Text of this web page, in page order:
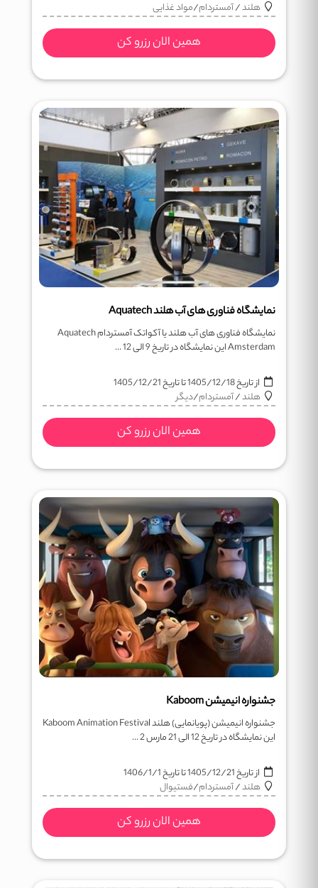
هلند/آمستردام/مواد غذایی
همین الان رزرو کن
نمایشگاه فناوری های آب هلند Aquatech
نمایشگاه فناوری های آب هلند یا آکواتک آمستردام Aquatech
Amsterdam این نمایشگاه در تاریخ 9 الی 12 ...
از تاریخ1405/12/18تا تاریخ1405/12/21
هلند/آمستردام/دیگر
همین الان رزرو کن
جشنواره انیمیشن Kaboom
جشنواره انیمیشن (پویانمایی) هلند Kaboom Animation Festival
این نمایشگاه در تاریخ 12 الی 21 مارس 2 ...
از تاریخ1405/12/21تا تاریخ1406/1/1
هلند/آمستردام/فستيوال
همین الان رزرو کن